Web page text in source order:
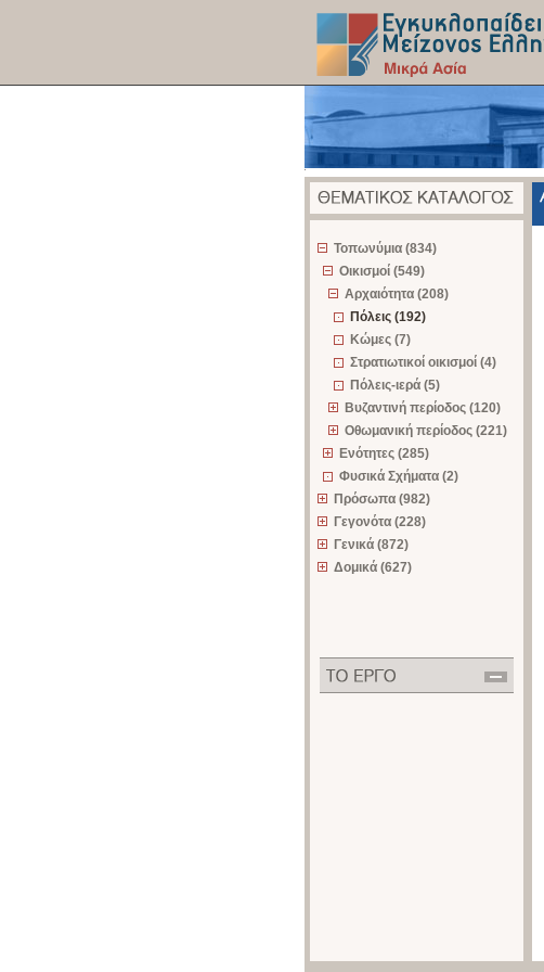
Τοπωνύμια (834)
Οικισμοί (549)
Αρχαιότητα (208)
Πόλεις (192)
Κώμες (7)
Στρατιωτικοί οικισμοί (4)
Πόλεις-ιερά (5)
Βυζαντινή περίοδος (120)
Οθωμανική περίοδος (221)
Ενότητες (285)
Φυσικά Σχήματα (2)
Πρόσωπα (982)
Γεγονότα (228)
Γενικά (872)
Δομικά (627)